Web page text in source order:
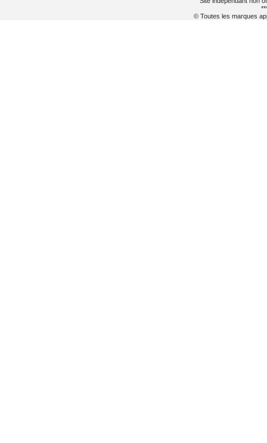
© Toutes les marques